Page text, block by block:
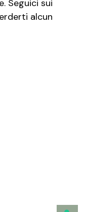
Seguici sui
alcun